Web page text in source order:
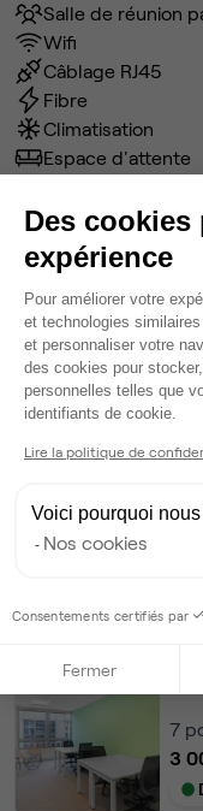
Salle de réunion
Wifi
Câblage RJ45
Fibre
Climatisation
Espace d'attente
Ménage
Tables / chaises
Imprimante
Voir plus
Ma sélection de
3
Autres bureaux de
7
3
Des
expérience
Plateforme
Pour améliorer votre
et technologies
et personnaliser votre
des cookies pour
personnelles telles que
identifiants de cookie.
Lire la politique de
Voici pourquoi
Nos cookies
Consentements certifiés par
Fermer